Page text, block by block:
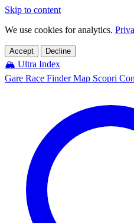
Skip to content
We use cookies for analytics.
Accept Decline
🏔️ Ultra Index
Gare Race FinderMap Scopri